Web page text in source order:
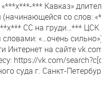
«***х***-*** Кавказ»
(начинающейся со слов:
СС на груди…*** ЦСК
«…очень сильно»),
Интернет на сайте vk.com
https://vk.com/search?c[q]
суда г. Санкт-Петербурга